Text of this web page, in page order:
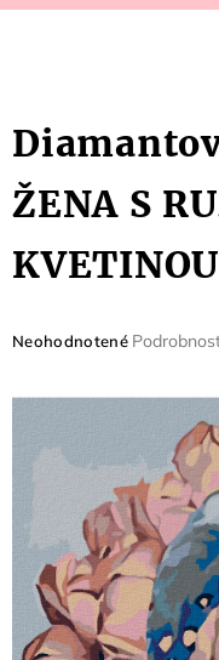
ŽENA S
Priemerné
je
hviezdičiek.
Neohodnotené